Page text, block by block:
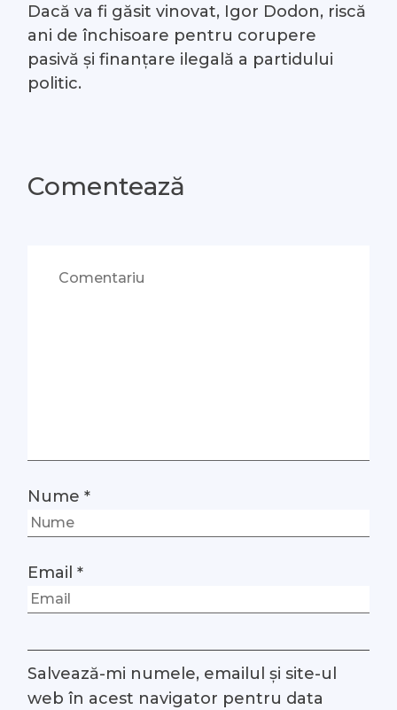
Dacă va fi găsit vinovat, Igor Dodon, riscă
ani de închisoare pentru corupere
pasivă și finanțare ilegală a partidului
politic.
Comentează
Nume*
Email*
Salvează-mi numele, emailul și site-ul
web în acest navigator pentru data